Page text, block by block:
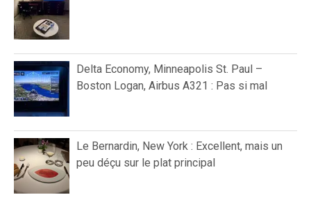
Delta Economy, Minneapolis St. Paul –
Boston Logan, Airbus A321 : Pas si mal
Le Bernardin, New York : Excellent, mais un
peu déçu sur le plat principal